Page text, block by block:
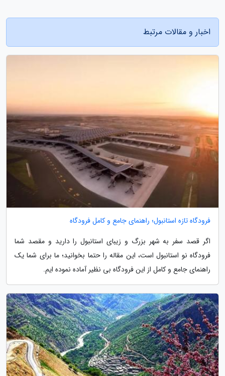
اخبار و مقالات مرتبط
فرودگاه تازه استانبول؛ راهنمای جامع و کامل فرودگاه
اگر قصد سفر به شهر بزرگ و زیبای استانبول را دارید و مقصد شما
فرودگاه نو استانبول است، این مقاله را حتما بخوانید؛ ما برای شما یک
راهنمای جامع و کامل از این فرودگاه بی نظیر آماده نموده ایم.